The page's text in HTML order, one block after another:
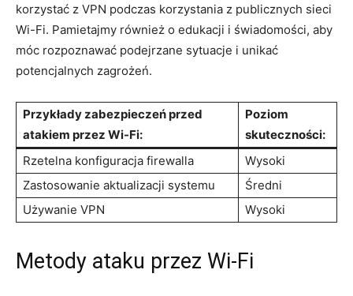
korzystać z VPN podczas korzystania z publicznych sieci
Wi-Fi. Pamietajmy również o edukacji i świadomości, aby
móc rozpoznawać podejrzane sytuacje i unikać
potencjalnych zagrożeń.
Przykłady zabezpieczeń przed
atakiem przez Wi-Fi:
Poziom
skuteczności:
Rzetelna konfiguracja firewalla
Wysoki
Zastosowanie aktualizacji systemu
Średni
Używanie VPN
Wysoki
Metody ataku przez Wi-Fi